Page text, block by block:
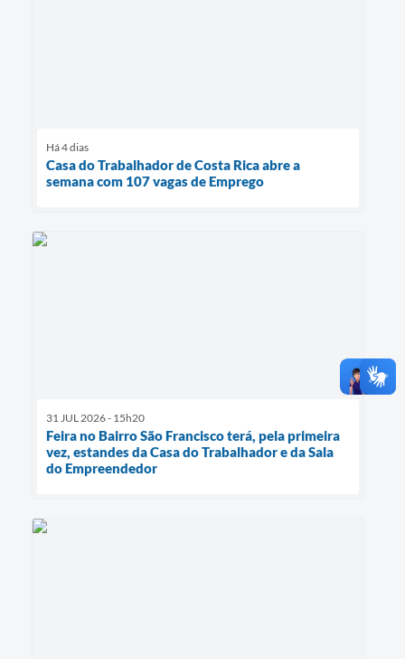
Há 4 dias
Casa do Trabalhador de Costa Rica abre a
semana com 107 vagas de Emprego
31 JUL 2026 - 15h20
Feira no Bairro São Francisco terá, pela primeira
vez, estandes da Casa do Trabalhador e da Sala
do Empreendedor